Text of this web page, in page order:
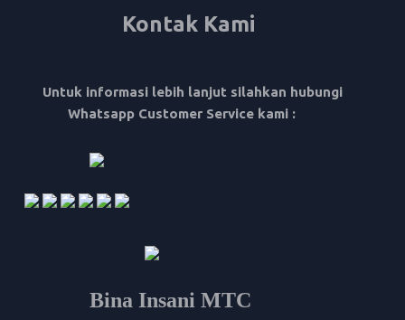
Kontak Kami
Untuk informasi lebih lanjut silahkan hubungi
Whatsapp Customer Service kami :
Bina Insani MTC